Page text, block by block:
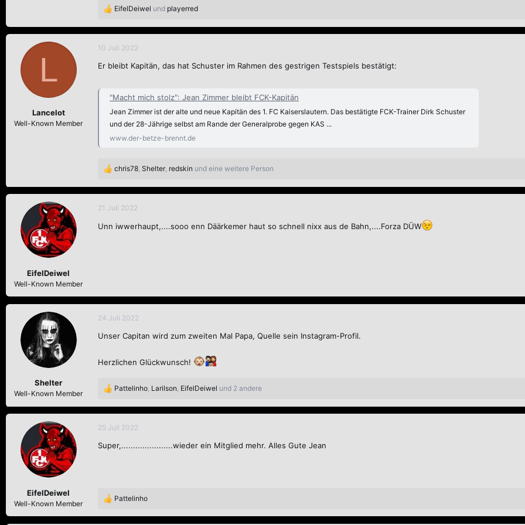
R
a
k
i
EifelDeiwel und playerred
L
Lancelot
Well-Known Member
10 Juli 2022
Er bleibt Kapitän, das hat Schuster im Rahmen des gestrigen Testspiels bestätigt:
"Macht mich stolz": Jean Zimmer bleibt FCK-Kapitän
Jean Zimmer ist der alte und neue Kapitän des 1. FC Kaiserslautern. Das bestätigte FCK-Trainer Dirk Schuster
und der 28-Jährige selbst am Rande der Generalprobe gegen KAS ...
www.der-betze-brennt.de
R
a
k
i
chris78, Shelter, redskin und eine weitere Person
EifelDeiwel
Well-Known Member
21 Juli 2022
Unn iwwerhaupt,....sooo enn Däärkemer haut so schnell nixx aus de Bahn,....Forza DÜW
Shelter
Well-Known Member
24 Juli 2022
Unser Capitan wird zum zweiten Mal Papa, Quelle sein Instagram-Profil.
Herzlichen Glückwunsch!
R
a
k
i
:
Pattelinho, Larilson, EifelDeiwel und 2 andere
EifelDeiwel
Well-Known Member
25 Juli 2022
Super,......................wieder ein Mitglied mehr. Alles Gute Jean
R
Pattelinho